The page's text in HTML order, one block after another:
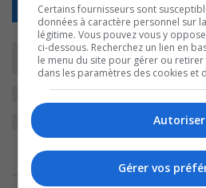
Retour
Certains fournisseurs sont
données à caractère personnel sur
légitime. Vous pouvez vous y
ci-dessous. Recherchez un lien en
le menu du site pour gérer ou
dans les paramètres des cookies et
Autoriser
Gérer vos